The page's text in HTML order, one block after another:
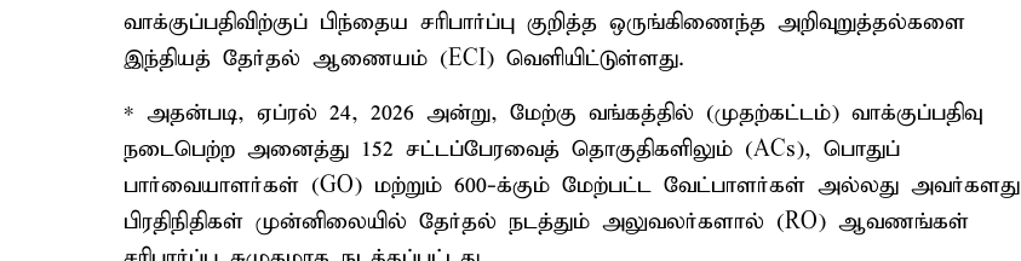
வாக்குப்பதிவிற்குப் பிந்தைய சரிபார்ப்பு குறித்த ஒருங்கிணைந்த அறிவுறுத்தல்களை
இந்தியத் தேர்தல் ஆணையம் (ECI) வெளியிட்டுள்ளது.
* அதன்படி, ஏப்ரல் 24, 2026 அன்று, மேற்கு வங்கத்தில் (முதற்கட்டம்) வாக்குப்பதிவு
நடைபெற்ற அனைத்து 152 சட்டப்பேரவைத் தொகுதிகளிலும் (ACs), பொதுப்
பார்வையாளர்கள் (GO) மற்றும் 600-க்கும் மேற்பட்ட வேட்பாளர்கள் அல்லது அவர்களது
பிரதிநிதிகள் முன்னிலையில் தேர்தல் நடத்தும் அலுவலர்களால் (RO) ஆவணங்கள்